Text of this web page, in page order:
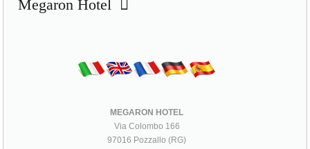
Megaron Hotel
MEGARON HOTEL
Via Colombo 166
97016 Pozzallo (RG)